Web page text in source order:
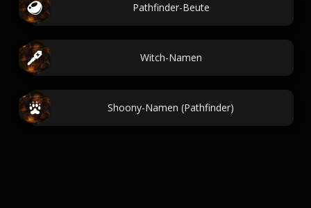
Pathfinder-Beute
Witch-Namen
Shoony-Namen (Pathfinder)